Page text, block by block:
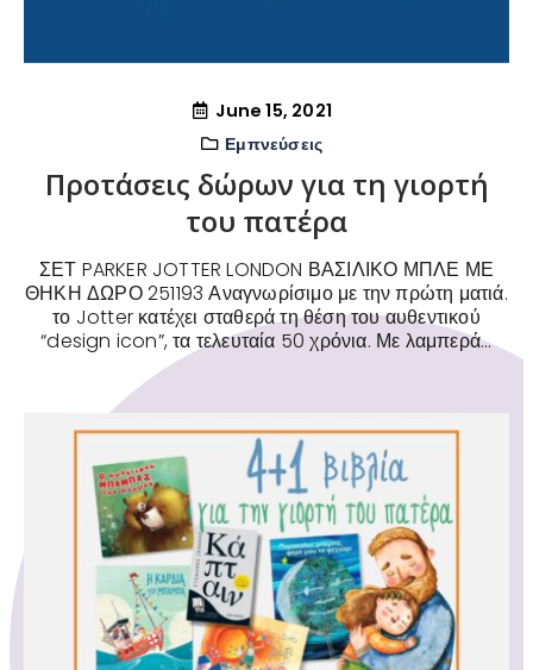
June 15, 2021
Εμπνεύσεις
Προτάσεις δώρων για τη γιορτή
του πατέρα
ΣΕΤ PARKER JOTTER LONDON ΒΑΣΙΛΙΚΟ ΜΠΛΕ ΜΕ
ΘΗΚΗ ΔΩΡΟ 251193 Αναγνωρίσιμο με την πρώτη ματιά.
το Jotter κατέχει σταθερά τη θέση του αυθεντικού
“design icon”, τα τελευταία 50 χρόνια. Με λαμπερά...